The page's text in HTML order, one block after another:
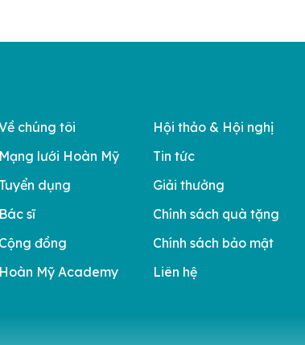
chúng tôi
Mạng lưới Hoàn Mỹ
Tuyển dụng
Bác sĩ
Cộng đồng
Hoàn Mỹ Academy
Hội thảo & Hội nghị
Tin tức
Giải thưởng
Chính sách quà tặng
Chính sách bảo mật
Liên hệ